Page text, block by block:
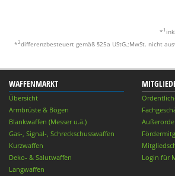
* 1
*2differenzbesteuert gemäß §25a UStG.;MwSt. nicht
WAFFENMARKT
Übersicht
Armbrüste & Bögen
Blankwaffen (Messer u.ä.)
Gas-, Signal-, Schreckschusswaffen
Kurzwaffen
Deko- & Salutwaffen
Langwaffen
Login für